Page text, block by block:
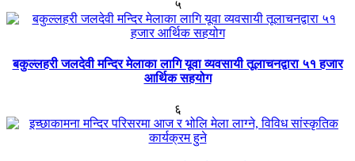
५
बकुल्लहरी जलदेवी मन्दिर मेलाका लागि यूवा व्यवसायी तूलाचनद्वारा ५१ हजार
आर्थिक सहयोग
६